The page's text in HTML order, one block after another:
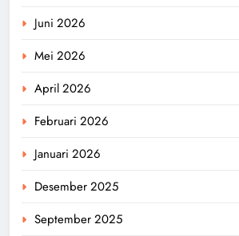
Juni 2026
Mei 2026
April 2026
Februari 2026
Januari 2026
Desember 2025
September 2025